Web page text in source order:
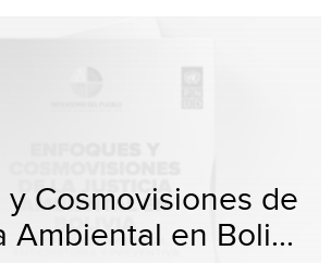
y Cosmovisiones de
Ambiental en Boli...